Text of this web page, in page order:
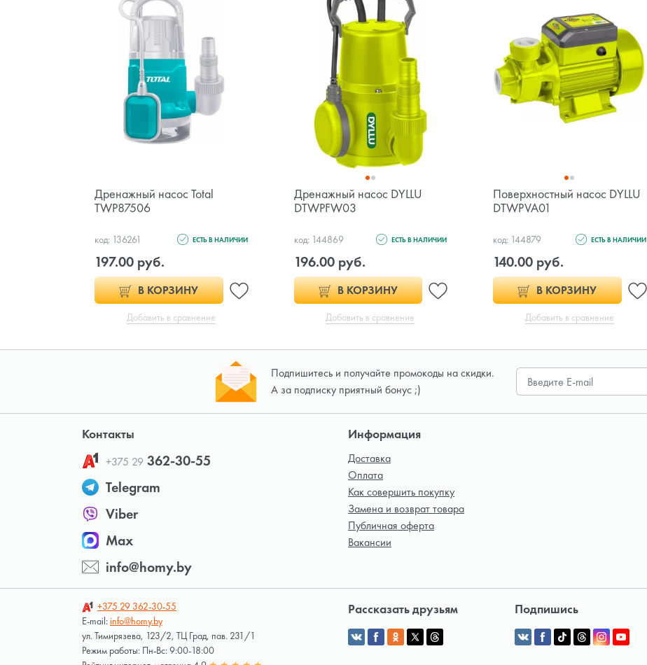
Дренажный насос Total
TWP87506
код: 136261 ЕСТЬ В НАЛИЧИИ
197.00 руб.
В КОРЗИНУ
Добавить в сравнение
Дренажный насос DYLLU
DTWPFW03
код: 144869 ЕСТЬ В НАЛИЧИИ
196.00 руб.
В КОРЗИНУ
Добавить в сравнение
Поверхностный насос DYLLU
DTWPVA01
код: 144879 ЕСТЬ В НАЛИЧИИ
140.00 руб.
В КОРЗИНУ
Добавить в сравнение
Подпишитесь и получайте промокоды на скидки.
А за подписку приятный бонус ;)
Контакты
+375 29 362-30-55
Telegram
Viber
Max
info@homy.by
Информация
Доставка
Оплата
Как совершить покупку
Замена и возврат товара
Публичная оферта
Вакансии
+375 29 362-30-55
E-mail:info@homy.by
ул. Тимирязева, 123/2, ТЦ Град, пав. 231/1
Режим работы: Пн-Вс: 9:00-18:00
Рассказать друзьям Подпишись